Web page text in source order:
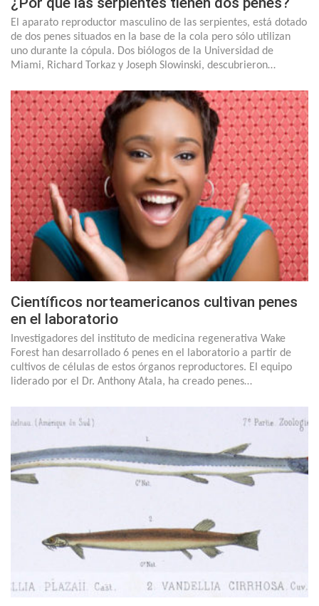
El aparato reproductor masculino de las serpientes, está dotado
de dos penes situados en la base de la cola pero sólo utilizan
uno durante la cópula. Dos biólogos de la Universidad de
Miami, Richard Torkaz y Joseph Slowinski, descubrieron…
Científicos norteamericanos cultivan penes
en el laboratorio
Investigadores del instituto de medicina regenerativa Wake
Forest han desarrollado 6 penes en el laboratorio a partir de
cultivos de células de estos órganos reproductores. El equipo
liderado por el Dr. Anthony Atala, ha creado penes…